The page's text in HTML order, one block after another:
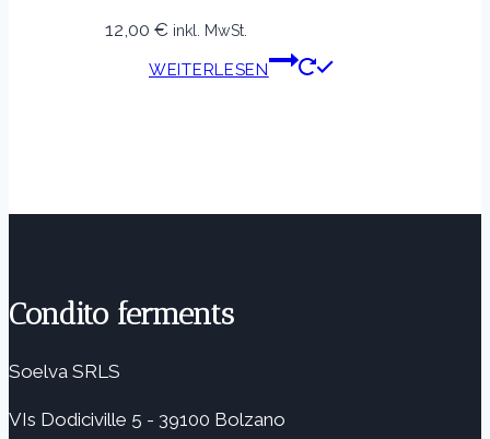
12,00 € inkl. MwSt.
WEITERLESEN
Condito ferments
Soelva SRLS
VIs Dodiciville 5 - 39100 Bolzano